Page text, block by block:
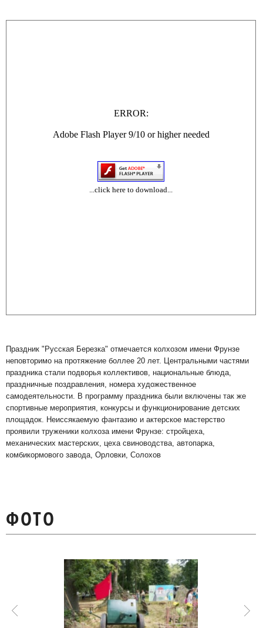
Праздник "Русская Березка" отмечается колхозом имени Фрунзе
неповторимо на протяжение боллее 20 лет. Центральными частями
праздника стали подворья коллективов, национальные блюда,
праздничные поздравления, номера художественное
самодеятельности. В программу праздника были включены так же
спортивные мероприятия, конкурсы и функционирование детских
площадок. Неиссякаемую фантазию и актерское мастерство
проявили труженики колхоза имени Фрунзе: стройцеха,
механических мастерских, цеха свиноводства, автопарка,
комбикормового завода, Орловки, Солохов
ФОТО